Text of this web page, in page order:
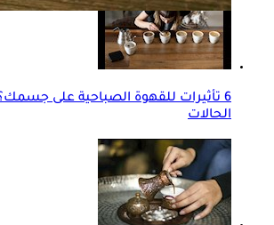
6 تأثيرات للقهوة الصباحية على
الحالات